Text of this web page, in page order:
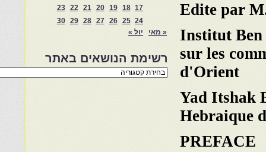
Edite par
Institut Ben
sur les
d'Orient
Yad Itshak
Hebraique
PREFACE
17
18
19
20
21
22
23
24
25
26
27
28
29
30
« מאי
יול »
רשימת הנושאים באתר
רשימת
הנושאים